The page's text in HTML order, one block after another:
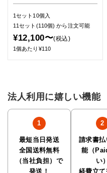
1セット10個入
11セット(110個)から注文可能
¥12,100〜(税込)
1個あたり¥110
法人利用に嬉しい機能
最短当日発送
全国送料無料
（当社負担）で
発送！
請求書払
能（
い）
経費立